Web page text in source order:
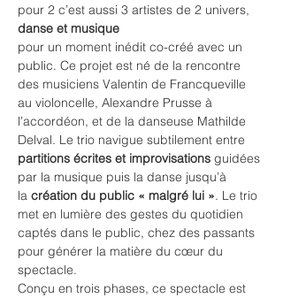
pour 2 c’est aussi 3 artistes de 2 univers,
danse et musique
pour un moment inédit co-créé avec un
public. Ce projet est né de la rencontre
des musiciens Valentin de Francqueville
au violoncelle, Alexandre Prusse à
l’accordéon, et de la danseuse Mathilde
Delval. Le trio navigue subtilement entre
partitions écrites et improvisations guidées
par la musique puis la danse jusqu’à
la création du public « malgré lui ». Le trio
met en lumière des gestes du quotidien
captés dans le public, chez des passants
pour générer la matière du cœur du
spectacle.
Conçu en trois phases, ce spectacle est